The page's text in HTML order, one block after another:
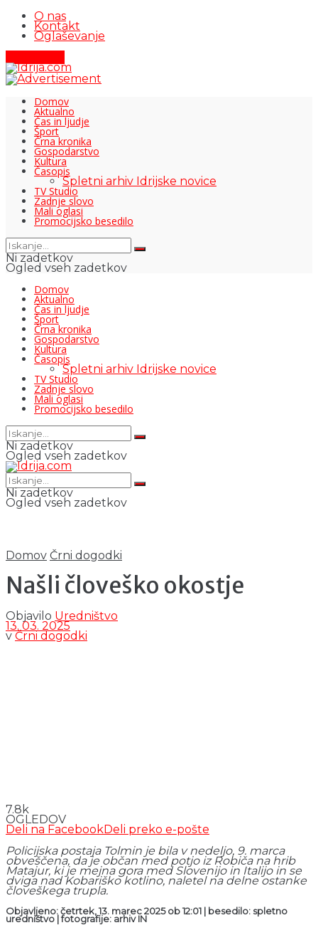
O nas
Kontakt
Oglaševanje
Domov
Aktualno
Čas in ljudje
Šport
Črna kronika
Gospodarstvo
Kultura
Časopis
Spletni arhiv Idrijske novice
TV Studio
Zadnje slovo
Mali oglasi
Promocijsko besedilo
Ni zadetkov
Ogled vseh zadetkov
Domov
Aktualno
Čas in ljudje
Šport
Črna kronika
Gospodarstvo
Kultura
Časopis
Spletni arhiv Idrijske novice
TV Studio
Zadnje slovo
Mali oglasi
Promocijsko besedilo
Ni zadetkov
Ogled vseh zadetkov
Ni zadetkov
Ogled vseh zadetkov
Domov Črni dogodki
Našli človeško okostje
Objavilo Uredništvo
13. 03. 2025
v Črni dogodki
7.8k
OGLEDOV
Deli na FacebookDeli preko e-pošte
Policijska postaja Tolmin je bila v nedeljo, 9. marca
obveščena, da je občan med potjo iz Robiča na hrib
Matajur, ki je mejna gora med Slovenijo in Italijo in se
dviga nad Kobariško kotlino, naletel na delne ostanke
človeškega trupla.
Objavljeno: četrtek, 13. marec 2025 ob 12:01 | besedilo: spletno
uredništvo | fotografije: arhiv IN